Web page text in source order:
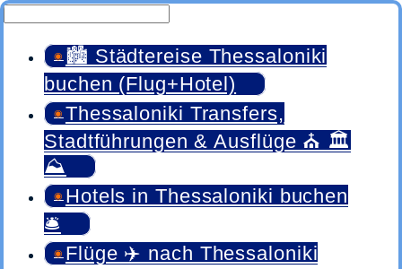
🏙️ Städtereise Thessaloniki
buchen (Flug+Hotel)
Thessaloniki Transfers,
Stadtführungen & Ausflüge ⛪ 🏛️
⛰️
Hotels in Thessaloniki buchen
🛎️
Flüge ✈️ nach Thessaloniki